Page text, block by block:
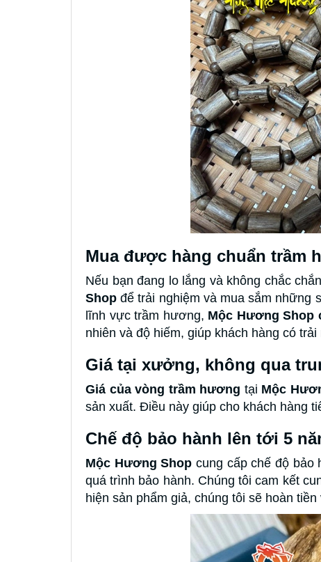
Mua được hàng chuẩn trầm
Nếu bạn đang lo lắng và không chắc
Shop để trải nghiệm và mua sắm những
lĩnh vực trầm hương, Mộc Hương Shop
nhiên và độ hiếm, giúp khách hàng có
Giá tại xưởng, không qua
Giá của vòng trầm hương tại Mộc
sản xuất. Điều này giúp cho khách hàng
Chế độ bảo hành lên tới 5
Mộc Hương Shopcung cấp chế độ bảo
quá trình bảo hành. Chúng tôi cam kết
hiện sản phẩm giả, chúng tôi sẽ hoàn